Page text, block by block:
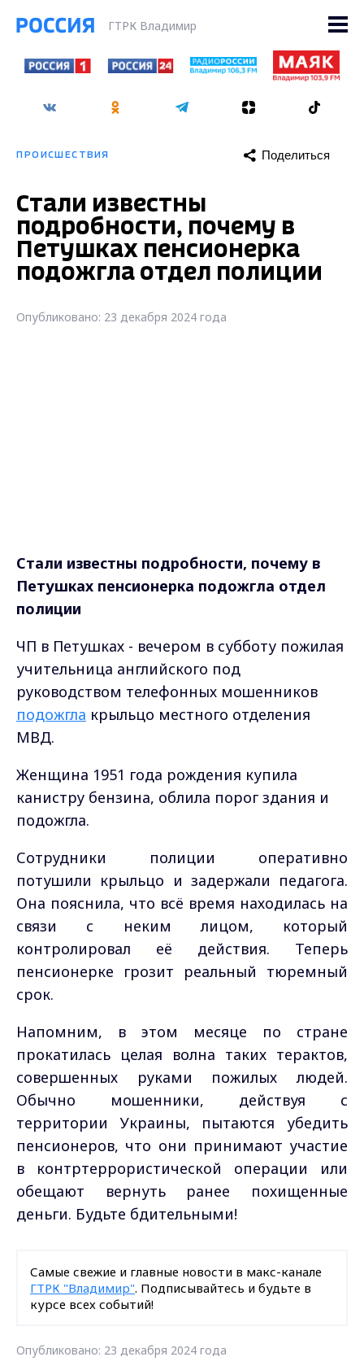
ГТРК Владимир
ПРОИСШЕСТВИЯ Поделиться
Стали известны
подробности, почему в
Петушках пенсионерка
подожгла отдел полиции
Опубликовано: 23 декабря 2024 года
Стали известны подробности, почему в
Петушках пенсионерка подожгла отдел
полиции
ЧП в Петушках - вечером в субботу пожилая
учительница английского под
руководством телефонных мошенников
подожгла крыльцо местного отделения
МВД.
Женщина 1951 года рождения купила
канистру бензина, облила порог здания и
подожгла.
Сотрудники полиции оперативно
потушили крыльцо и задержали педагога.
Она пояснила, что всё время находилась на
связи с неким лицом, который
контролировал её действия. Теперь
пенсионерке грозит реальный тюремный
срок.
Напомним, в этом месяце по стране
прокатилась целая волна таких терактов,
совершенных руками пожилых людей.
Обычно мошенники, действуя с
территории Украины, пытаются убедить
пенсионеров, что они принимают участие
в контртеррористической операции или
обещают вернуть ранее похищенные
деньги. Будьте бдительными!
Самые свежие и главные новости в макс-канале
ГТРК "Владимир". Подписывайтесь и будьте в
курсе всех событий!
Опубликовано: 23 декабря 2024 года